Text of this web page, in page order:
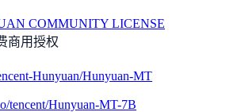
COMMUNITY LICENSE
商用授权
Hunyuan/Hunyuan-MT
tencent/Hunyuan-MT-7B